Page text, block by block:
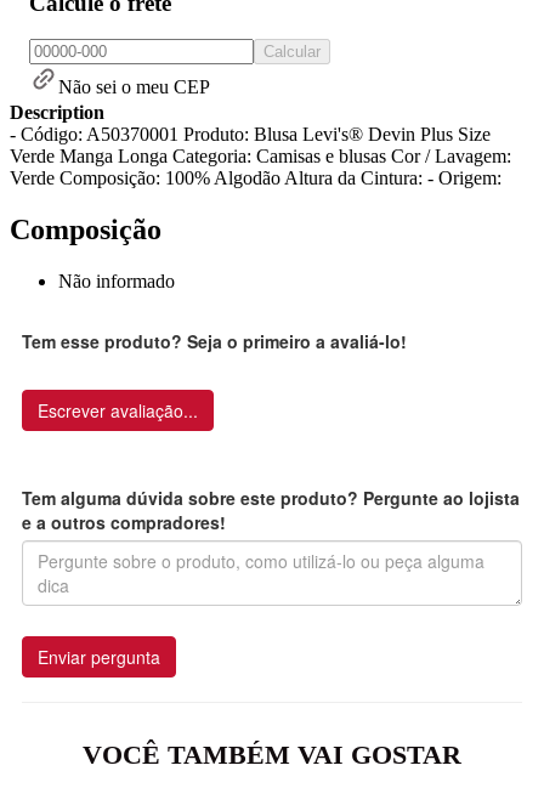
Calcular
Não sei o meu CEP
Description
- Código: A50370001 Produto: Blusa Levi's® Devin Plus Size
Verde Manga Longa Categoria: Camisas e blusas Cor / Lavagem:
Verde Composição: 100% Algodão Altura da Cintura: - Origem:
Composição
Não informado
Tem esse produto? Seja o primeiro a avaliá-lo!
Escrever avaliação...
Tem alguma dúvida sobre este produto? Pergunte ao lojista
e a outros compradores!
Enviar pergunta
VOCÊ TAMBÉM VAI GOSTAR